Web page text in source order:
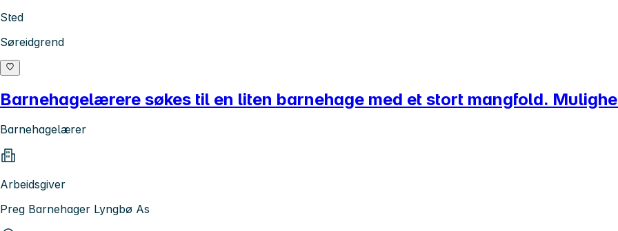
Sted
Søreidgrend
Barnehagelærere søkes til en liten barnehage med et stort mangfold.
Barnehagelærer
Arbeidsgiver
Preg Barnehager Lyngbø As